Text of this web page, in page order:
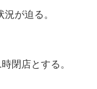
が迫る。
閉店とする。